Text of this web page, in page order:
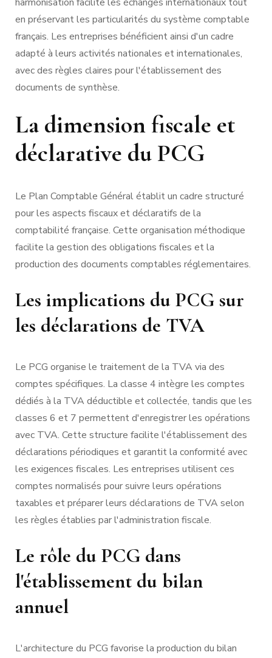
en préservant les particularités du système comptable
français. Les entreprises bénéficient ainsi d'un cadre
adapté à leurs activités nationales et internationales,
avec des règles claires pour l'établissement des
documents de synthèse.
La dimension fiscale et
déclarative du PCG
Le Plan Comptable Général établit un cadre structuré
pour les aspects fiscaux et déclaratifs de la
comptabilité française. Cette organisation méthodique
facilite la gestion des obligations fiscales et la
production des documents comptables réglementaires.
Les implications du PCG sur
les déclarations de TVA
Le PCG organise le traitement de la TVA via des
comptes spécifiques. La classe 4 intègre les comptes
dédiés à la TVA déductible et collectée, tandis que les
classes 6 et 7 permettent d'enregistrer les opérations
avec TVA. Cette structure facilite l'établissement des
déclarations périodiques et garantit la conformité avec
les exigences fiscales. Les entreprises utilisent ces
comptes normalisés pour suivre leurs opérations
taxables et préparer leurs déclarations de TVA selon
les règles établies par l'administration fiscale.
Le rôle du PCG dans
l'établissement du bilan
annuel
L'architecture du PCG favorise la production du bilan